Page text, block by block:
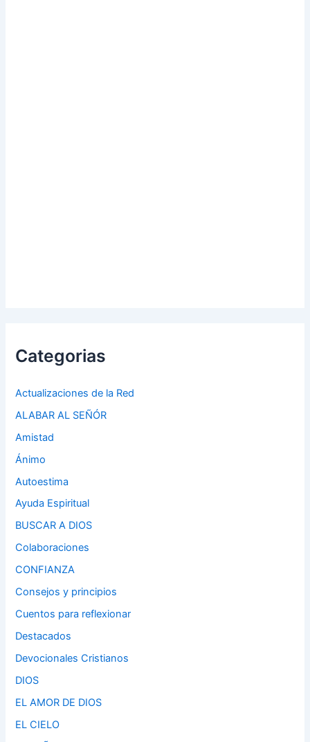
Categorias
Actualizaciones de la Red
ALABAR AL SEÑÓR
Amistad
Ánimo
Autoestima
Ayuda Espiritual
BUSCAR A DIOS
Colaboraciones
CONFIANZA
Consejos y principios
Cuentos para reflexionar
Destacados
Devocionales Cristianos
DIOS
EL AMOR DE DIOS
EL CIELO